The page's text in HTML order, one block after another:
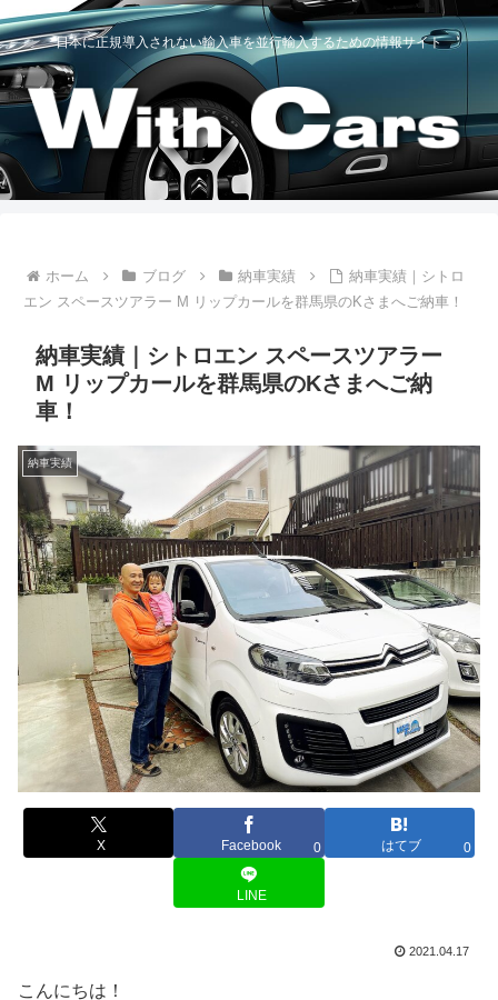
日本に正規導入されない輸入車を並行輸入するための情報サイト
ホーム ブログ 納車実績
納車実績｜シトロ
エン スペースツアラー M リップカールを群馬県のKさまへご納車！
納車実績｜シトロエン スペースツアラー
M リップカールを群馬県のKさまへご納
車！
納車実績
X Facebook 0 はてブ 0
LINE
2021.04.17
こんにちは！